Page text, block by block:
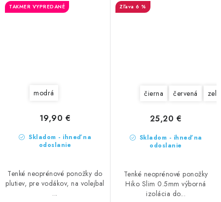
TAKMER VYPREDANÉ
modrá
Skladom - ihneď na
odoslanie
19,90 €
Tenké neoprénové ponožky do
plutiev, pre vodákov, na volejbal
...
6 %
čierna červená
Skladom - ihneď na
odoslanie
25,20 €
Tenké neoprénové ponožky
Hiko Slim 0.5mm výborná
izolácia do...